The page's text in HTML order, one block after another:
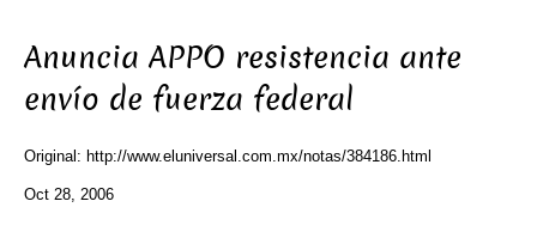
Anuncia APPO resistencia ante
envío de fuerza federal
Original: http://www.eluniversal.com.mx/notas/384186.html
Oct 28, 2006